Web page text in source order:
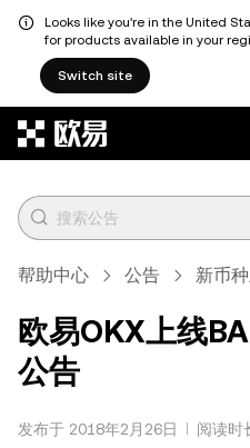
Looks like you're in the United
for products available in your
Switch site
帮助中心 公告 新币
欧易OKX上线
公告
发布于 2018年2月26日 阅读时